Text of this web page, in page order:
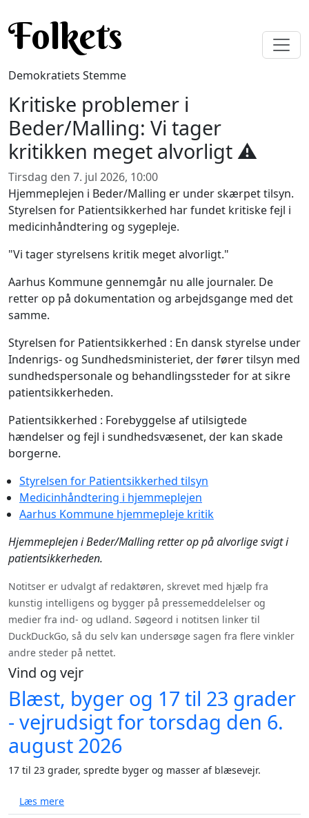
Folkets
Demokratiets Stemme
Kritiske problemer i
Beder/Malling: Vi tager
kritikken meget alvorligt ⚠️
Tirsdag den 7. jul 2026, 10:00
Hjemmeplejen i Beder/Malling er under skærpet tilsyn.
Styrelsen for Patientsikkerhed har fundet kritiske fejl i
medicinhåndtering og sygepleje.
"Vi tager styrelsens kritik meget alvorligt."
Aarhus Kommune gennemgår nu alle journaler. De
retter op på dokumentation og arbejdsgange med det
samme.
Styrelsen for Patientsikkerhed : En dansk styrelse under
Indenrigs- og Sundhedsministeriet, der fører tilsyn med
sundhedspersonale og behandlingssteder for at sikre
patientsikkerheden.
Patientsikkerhed : Forebyggelse af utilsigtede
hændelser og fejl i sundhedsvæsenet, der kan skade
borgerne.
Styrelsen for Patientsikkerhed tilsyn
Medicinhåndtering i hjemmeplejen
Aarhus Kommune hjemmepleje kritik
Hjemmeplejen i Beder/Malling retter op på alvorlige svigt i
patientsikkerheden.
Notitser er udvalgt af redaktøren, skrevet med hjælp fra
kunstig intelligens og bygger på pressemeddelelser og
medier fra ind- og udland. Søgeord i notitsen linker til
DuckDuckGo, så du selv kan undersøge sagen fra flere vinkler
andre steder på nettet.
Vind og vejr
Blæst, byger og 17 til 23 grader
- vejrudsigt for torsdag den 6.
august 2026
17 til 23 grader, spredte byger og masser af blæsevejr.
Læs mereom Blæst, byger og 17 til 23 grader - vejrudsigt for